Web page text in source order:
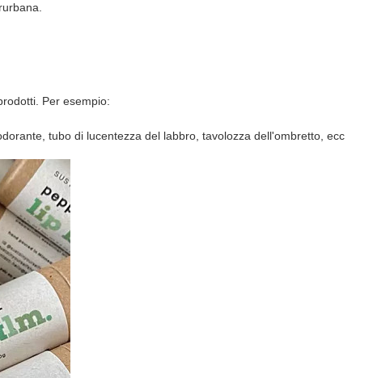
Per esempio:
tubo di lucentezza del labbro, tavolozza dell'ombretto, ecc